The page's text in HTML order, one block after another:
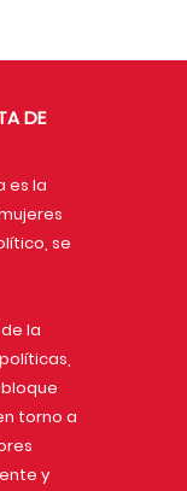
DE
es la
se
la
torno a
y